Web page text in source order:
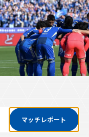
マッチレポート